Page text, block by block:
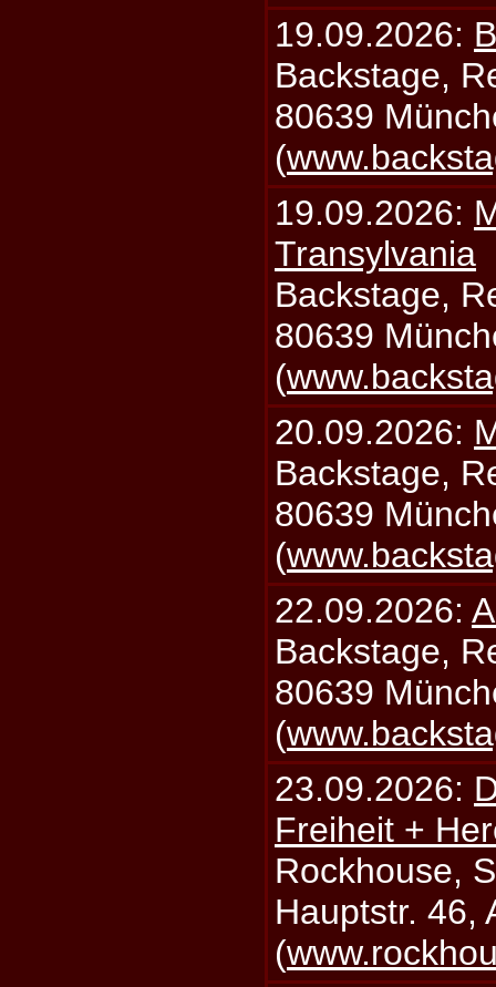
19.09.2026:
Backstage,
80639
(
19.09.2026:
Transylvania
Backstage,
80639
(
20.09.2026:
Backstage,
80639
(
22.09.2026:
Backstage,
80639
(
23.09.2026:
Freiheit +
Rockhouse,
Hauptstr. 46,
(